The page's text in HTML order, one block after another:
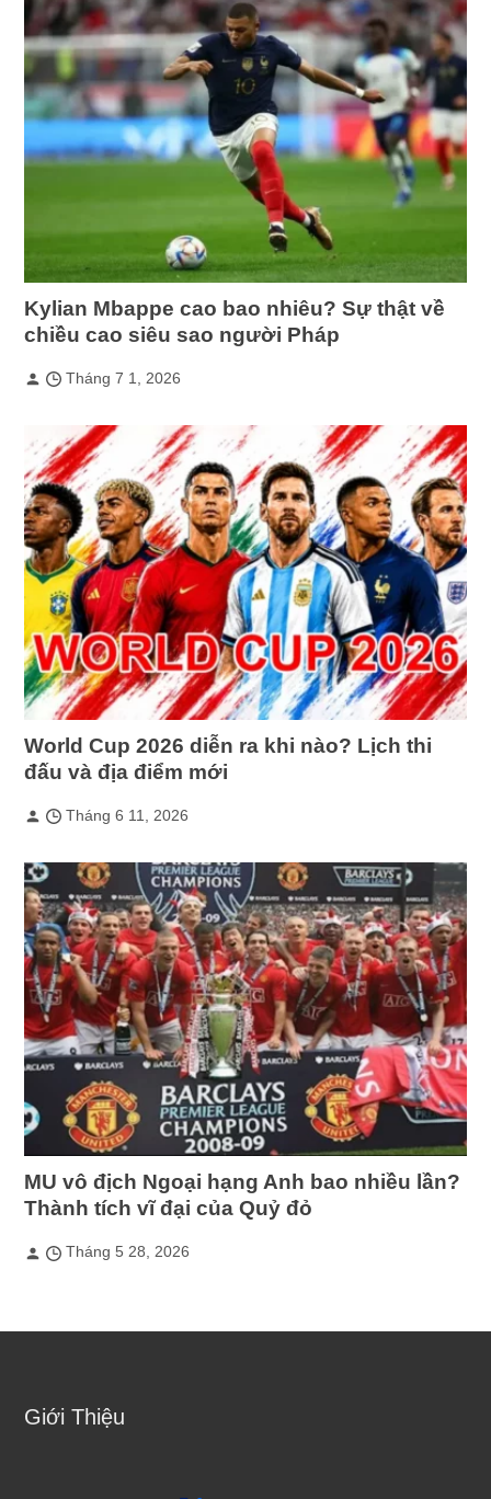
Kylian Mbappe cao bao nhiêu? Sự thật về
chiều cao siêu sao người Pháp
Tháng 7 1, 2026
World Cup 2026 diễn ra khi nào? Lịch thi
đấu và địa điểm mới
Tháng 6 11, 2026
MU vô địch Ngoại hạng Anh bao nhiều lần?
Thành tích vĩ đại của Quỷ đỏ
Tháng 5 28, 2026
Giới Thiệu